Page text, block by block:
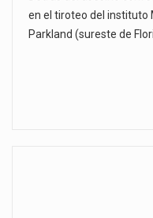
en el tiroteo del instituto
Parkland (sureste de